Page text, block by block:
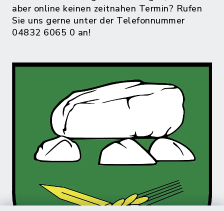
aber online keinen zeitnahen Termin? Rufen
Sie uns gerne unter der Telefonnummer
04832 6065 0 an!